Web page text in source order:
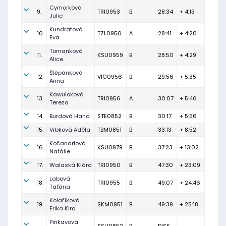
9.
Cymorková
Julie
TRI0953 B 28:34 + 4:13
10.
Kundratová
Eva
TZL0950 A 28:41 + 4:20
11.
Tomanková
Alice
KSU0959 B 28:50 + 4:29
12.
Štěpánková
Anna
VIC0956 B 29:56 + 5:35
13.
Kawuloková
Tereza
TRI0956 A 30:07 + 5:46
14. Burdová Hana STE0852 B 30:17
+ 5:56
15.
Vrbková Adéla TBM0851 B 33:13 + 8:52
16.
Kočandrlová
Natálie
KSU0979 B 37:23 + 13:02
17. Walaská Klára TRI0950 B 47:30 + 23:09
18.
Labová
Taťána
TRI0955 B 49:07 + 24:46
19.
Kolaříková
Erika Kira
SKM0951 B 49:39 + 25:18
Pinkavová